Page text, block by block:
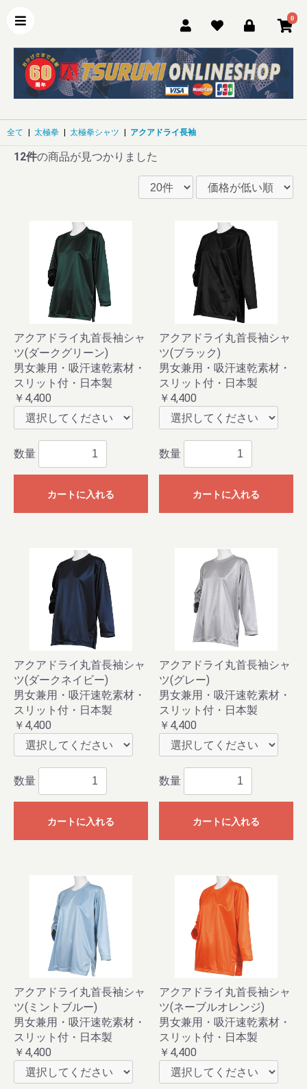
0
全て | 太極拳 | 太極拳シャツ | アクアドライ長袖
12件の商品が見つかりました
アクアドライ丸首長袖シャ
ツ(ダークグリーン)
男女兼用・吸汗速乾素材・
スリット付・日本製
￥4,400
数量
カートに入れる
アクアドライ丸首長袖シャ
ツ(ブラック)
男女兼用・吸汗速乾素材・
スリット付・日本製
￥4,400
数量
カートに入れる
アクアドライ丸首長袖シャ
ツ(ダークネイビー)
男女兼用・吸汗速乾素材・
スリット付・日本製
￥4,400
数量
カートに入れる
アクアドライ丸首長袖シャ
ツ(グレー)
男女兼用・吸汗速乾素材・
スリット付・日本製
￥4,400
数量
カートに入れる
アクアドライ丸首長袖シャ
ツ(ミントブルー)
男女兼用・吸汗速乾素材・
スリット付・日本製
￥4,400
アクアドライ丸首長袖シャ
ツ(ネーブルオレンジ)
男女兼用・吸汗速乾素材・
スリット付・日本製
￥4,400